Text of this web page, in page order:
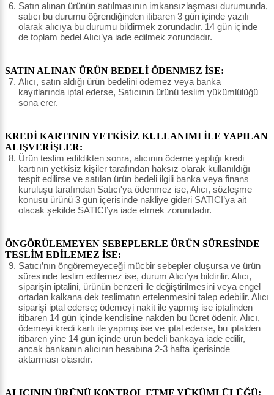
Satın alınan ürünün satılmasının imkansızlaşması durumunda,
satıcı bu durumu öğrendiğinden itibaren 3 gün içinde yazılı
olarak alıcıya bu durumu bildirmek zorundadır. 14 gün içinde
de toplam bedel Alıcı’ya iade edilmek zorundadır.
SATIN ALINAN ÜRÜN BEDELİ ÖDENMEZ İSE:
Alıcı, satın aldığı ürün bedelini ödemez veya banka
kayıtlarında iptal ederse, Satıcının ürünü teslim yükümlülüğü
sona erer.
KREDİ KARTININ YETKİSİZ KULLANIMI İLE YAPILAN
ALIŞVERİŞLER:
Ürün teslim edildikten sonra, alıcının ödeme yaptığı kredi
kartının yetkisiz kişiler tarafından haksız olarak kullanıldığı
tespit edilirse ve satılan ürün bedeli ilgili banka veya finans
kuruluşu tarafından Satıcı'ya ödenmez ise, Alıcı, sözleşme
konusu ürünü 3 gün içerisinde nakliye gideri SATICI’ya ait
olacak şekilde SATICI’ya iade etmek zorundadır.
ÖNGÖRÜLEMEYEN SEBEPLERLE ÜRÜN SÜRESİNDE
TESLİM EDİLEMEZ İSE:
Satıcı’nın öngöremeyeceği mücbir sebepler oluşursa ve ürün
süresinde teslim edilemez ise, durum Alıcı’ya bildirilir. Alıcı,
siparişin iptalini, ürünün benzeri ile değiştirilmesini veya engel
ortadan kalkana dek teslimatın ertelenmesini talep edebilir. Alıcı
siparişi iptal ederse; ödemeyi nakit ile yapmış ise iptalinden
itibaren 14 gün içinde kendisine nakden bu ücret ödenir. Alıcı,
ödemeyi kredi kartı ile yapmış ise ve iptal ederse, bu iptalden
itibaren yine 14 gün içinde ürün bedeli bankaya iade edilir,
ancak bankanın alıcının hesabına 2-3 hafta içerisinde
aktarması olasıdır.